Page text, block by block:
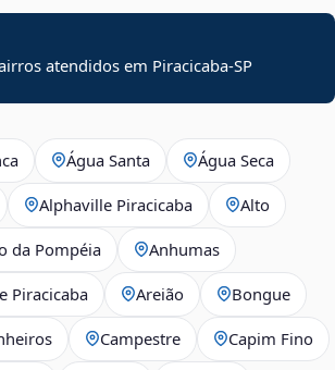
atendidos em Piracicaba-SP
Água Santa Água Seca
Alphaville Piracicaba Alto
da Pompéia Anhumas
Piracicaba Areião Bongue
Campestre Capim Fino